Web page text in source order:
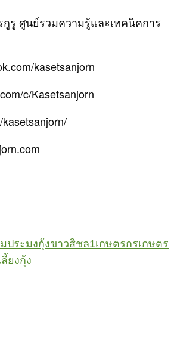
กูรู ศูนย์รวมความรู้และเทคนิคการ
kasetsanjorn
c/Kasetsanjorn
ประมงกุ้งขาวสิชล1เกษตรกรเกษตร
ลี้ยงกุ้ง